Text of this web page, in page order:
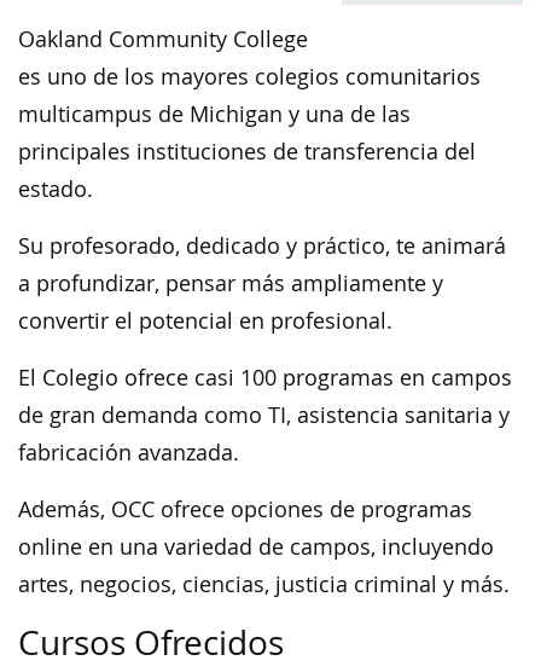
Oakland Community College
es uno de los mayores colegios comunitarios
multicampus de Michigan y una de las
principales instituciones de transferencia del
estado.
Su profesorado, dedicado y práctico, te animará
a profundizar, pensar más ampliamente y
convertir el potencial en profesional.
El Colegio ofrece casi 100 programas en campos
de gran demanda como TI, asistencia sanitaria y
fabricación avanzada.
Además, OCC ofrece opciones de programas
online en una variedad de campos, incluyendo
artes, negocios, ciencias, justicia criminal y más.
Cursos Ofrecidos